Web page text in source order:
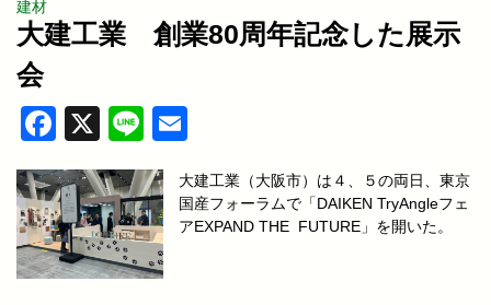
建材
大建工業 創業80周年記念した展示
会
Facebook
X Line
大建工業（大阪市）は４、５の両日、東京
国産フォーラムで「DAIKEN TryAngleフェ
アEXPAND THE FUTURE」を開いた。